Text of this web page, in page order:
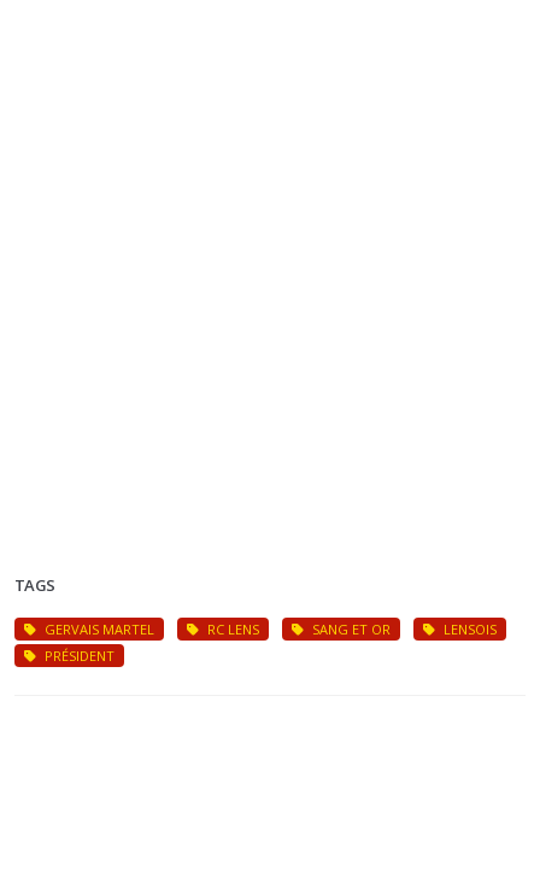
TAGS
GERVAIS MARTEL RC LENS SANG ET OR
LENSOIS
PRÉSIDENT